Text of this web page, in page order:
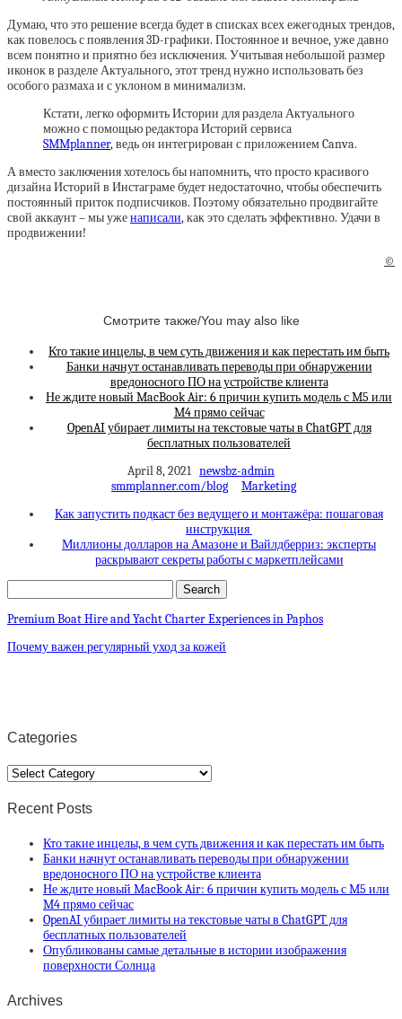
Думаю, что это решение всегда будет в списках всех ежегодных трендов,
как повелось с появления 3D-графики. Постоянное и вечное, уже давно
всем понятно и приятно без исключения. Учитывая небольшой размер
иконок в разделе Актуального, этот тренд нужно использовать без
особого размаха и с уклоном в минимализм.
Кстати, легко оформить Истории для раздела Актуального
можно с помощью редактора Историй сервиса
SMMplanner, ведь он интегрирован с приложением Canva.
А вместо заключения хотелось бы напомнить, что просто красивого
дизайна Историй в Инстаграме будет недостаточно, чтобы обеспечить
постоянный приток подписчиков. Поэтому обязательно продвигайте
свой аккаунт – мы уженаписали, как это сделать эффективно. Удачи в
продвижении!
©
Смотрите также/You may also like
Кто такие инцелы, в чем суть движения и как перестать им быть
Банки начнут останавливать переводы при обнаружении
вредоносного ПО на устройстве клиента
Не ждите новый MacBook Air: 6 причин купить модель с M5 или
M4 прямо сейчас
OpenAI убирает лимиты на текстовые чаты в ChatGPT для
бесплатных пользователей
April 8, 2021 newsbz-admin
smmplanner.com/blog
Marketing
Как запустить подкаст без ведущего и монтажёра: пошаговая
инструкция
Миллионы долларов на Амазоне и Вайлдберриз: эксперты
раскрывают секреты работы с маркетплейсами
Premium Boat Hire and Yacht Charter Experiences in Paphos
Почему важен регулярный уход за кожей
Categories
Categories
Recent Posts
Кто такие инцелы, в чем суть движения и как перестать им быть
Банки начнут останавливать переводы при обнаружении
вредоносного ПО на устройстве клиента
Не ждите новый MacBook Air: 6 причин купить модель с M5 или
M4 прямо сейчас
OpenAI убирает лимиты на текстовые чаты в ChatGPT для
бесплатных пользователей
Опубликованы самые детальные в истории изображения
поверхности Солнца
Archives